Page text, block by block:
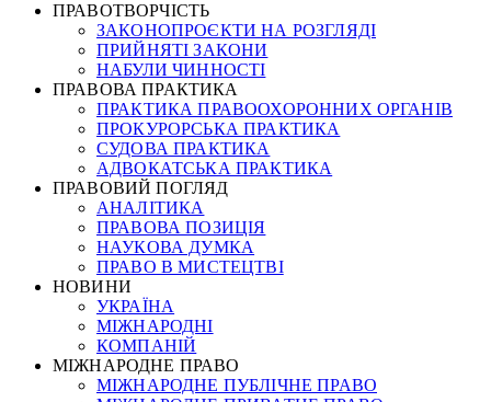
ПРАВОТВОРЧІСТЬ
ЗАКОНОПРОЄКТИ НА РОЗГЛЯДІ
ПРИЙНЯТІ ЗАКОНИ
НАБУЛИ ЧИННОСТІ
ПРАВОВА ПРАКТИКА
ПРАКТИКА ПРАВООХОРОННИХ ОРГАНІВ
ПРОКУРОРСЬКА ПРАКТИКА
СУДОВА ПРАКТИКА
АДВОКАТСЬКА ПРАКТИКА
ПРАВОВИЙ ПОГЛЯД
АНАЛІТИКА
ПРАВОВА ПОЗИЦІЯ
НАУКОВА ДУМКА
ПРАВО В МИСТЕЦТВІ
НОВИНИ
УКРАЇНА
МІЖНАРОДНІ
КОМПАНІЙ
МІЖНАРОДНЕ ПРАВО
МІЖНАРОДНЕ ПУБЛІЧНЕ ПРАВО